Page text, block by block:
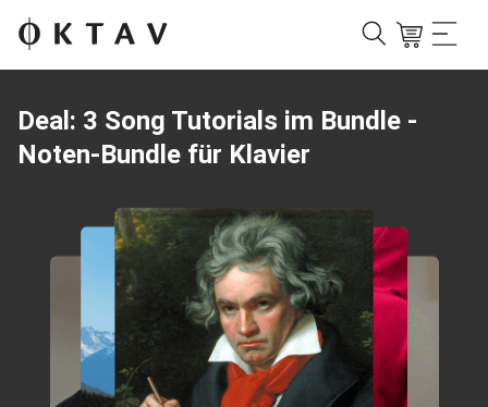
Deal: 3 Song Tutorials im Bundle -
Noten-Bundle für Klavier